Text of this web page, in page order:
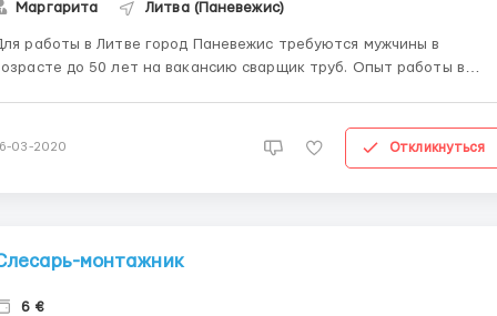
Маргарита Литва (Паневежис)
работы в Литве город Паневежис требуются мужчины в
до 50 лет на вакансию сварщик труб. Опыт работы в
03-2020 Откликнуться
монтажник
6 €